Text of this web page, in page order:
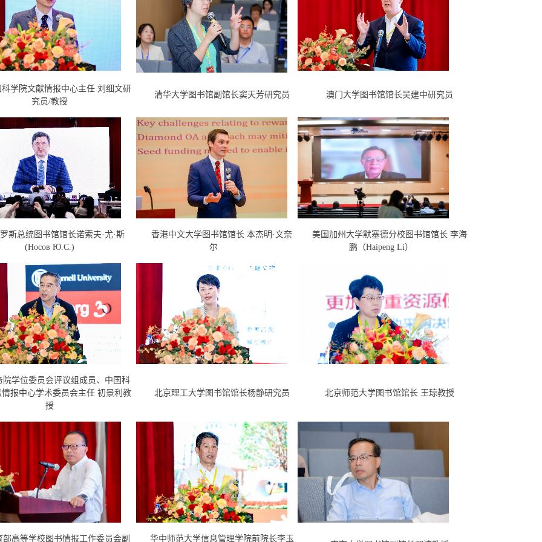
学院文献情报中心主任 刘细文研
究员/教授
清华大学图书馆副馆长窦天芳研究员 澳门大学图书馆馆长吴建中研究员
斯总统图书馆馆长诺索夫·尤·斯
(Носов Ю.С.)
香港中文大学图书馆馆长 本杰明·文奈
尔
美国加州大学默塞德分校图书馆馆长 李海
鹏（Haipeng Li）
院学位委员会评议组成员、中国科
报中心学术委员会主任 初景利教
授
北京理工大学图书馆馆长杨静研究员 北京师范大学图书馆馆长 王琼教授
部高等学校图书情报工作委员会副 华中师范大学信息管理学院前院长李玉